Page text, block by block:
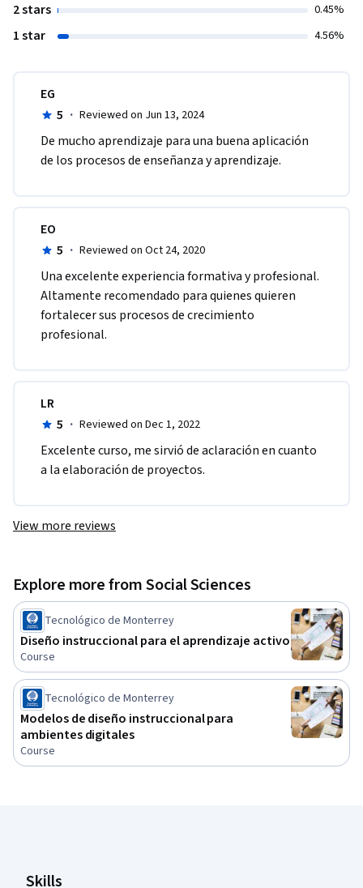
2 stars 0.45%
1 star 4.56%
EG
5 · Reviewed on Jun 13, 2024
De mucho aprendizaje para una buena aplicación
de los procesos de enseñanza y aprendizaje.
EO
5 · Reviewed on Oct 24, 2020
Una excelente experiencia formativa y profesional.
Altamente recomendado para quienes quieren
fortalecer sus procesos de crecimiento
profesional.
LR
5 · Reviewed on Dec 1, 2022
Excelente curso, me sirvió de aclaración en cuanto
a la elaboración de proyectos.
View more reviews
Explore more from Social Sciences
Tecnológico de Monterrey
Diseño instruccional para el aprendizaje activo
Course
Tecnológico de Monterrey
Modelos de diseño instruccional para
ambientes digitales
Course
Skills